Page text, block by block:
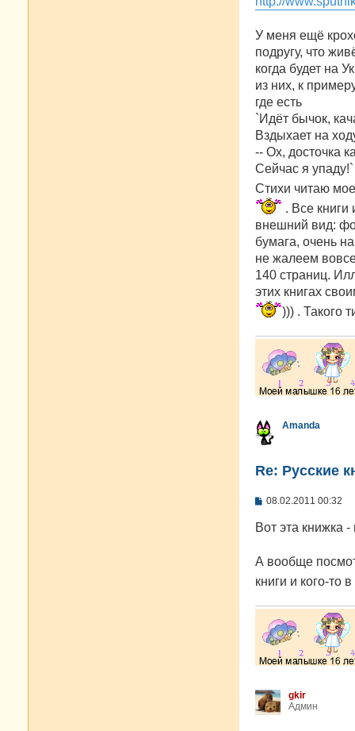
е
и
У меня ещё
подругу, что
когда будет на
из них, к
где есть
`Идёт бычок,
Вздыхает на
-- Ох, досточка
Сейчас я упаду!`
Стихи читаю
. Все
внешний вид:
бумага, очень
не жалеем
140 страниц.
этих книгах
))) . Такого
Amanda
Re: Русские
С
о
б
н
и
е
08.02.2011 00:32
Вот эта книжка
А вообще
книги и кого-то
gkir
Админ